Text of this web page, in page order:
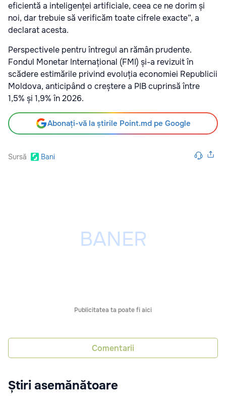
eficientă a inteligenței artificiale, ceea ce ne dorim și
noi, dar trebuie să verificăm toate cifrele exacte”, a
declarat acesta.
Perspectivele pentru întregul an rămân prudente.
Fondul Monetar Internațional (FMI) și-a revizuit în
scădere estimările privind evoluția economiei Republicii
Moldova, anticipând o creștere a PIB cuprinsă între
1,5% și 1,9% în 2026.
Abonați-vă la știrile Point.md pe Google
Sursă Bani
Publicitatea ta poate fi aici
Comentarii
Știri asemănătoare